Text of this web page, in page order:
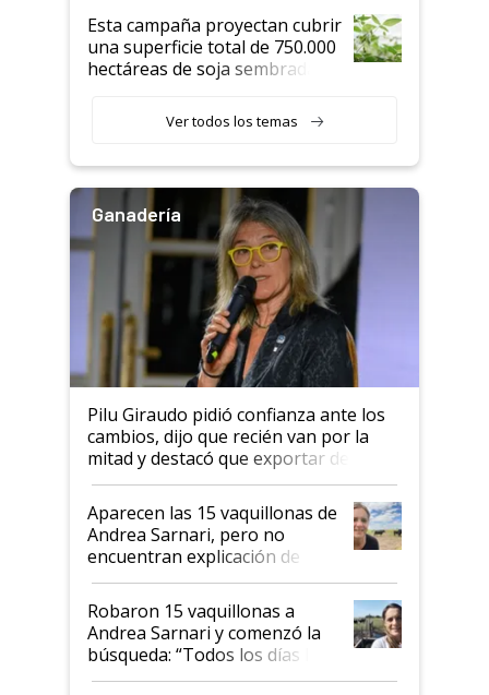
Esta campaña proyectan cubrir
una superficie total de 750.000
hectáreas de soja sembradas
variedades que marcan un
salto tecnológico en genética y
Ver todos los temas
Ganadería
Pilu Giraudo pidió confianza ante los
cambios, dijo que recién van por la
mitad y destacó que exportar dejó de
ser "para unos pocos": "Tenemos un
mandato muy claro del gobierno
nacional"
Aparecen las 15 vaquillonas de
Andrea Sarnari, pero no
encuentran explicación de
cómo llegaron allí
Robaron 15 vaquillonas a
Andrea Sarnari y comenzó la
búsqueda: “Todos los días le
toca a algún productor”